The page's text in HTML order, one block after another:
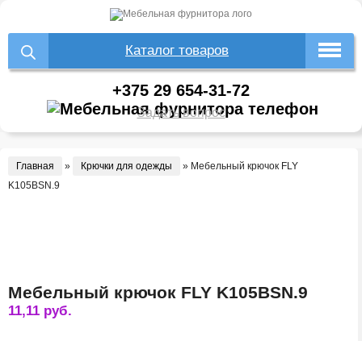
Каталог товаров
+375 29 654-31-72
Задать вопрос
Главная » Крючки для одежды » Мебельный крючок FLY
K105BSN.9
Мебельный крючок FLY K105BSN.9
11,11 руб.